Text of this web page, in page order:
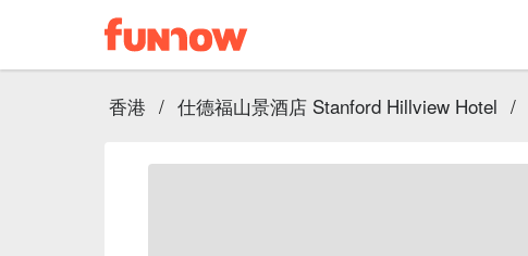
香港 / 仕德福山景酒店 Stanford Hillview Hotel /